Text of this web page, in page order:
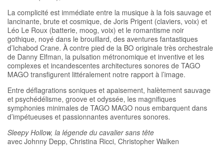
La complicité est immédiate entre la musique à la fois sauvage et
lancinante, brute et cosmique, de Joris Prigent (claviers, voix) et
Léo Le Roux (batterie, moog, voix) et le romantisme noir
gothique, noyé dans le brouillard, des aventures fantastiques
d’Ichabod Crane. À contre pied de la BO originale très orchestrale
de Danny Elfman, la pulsation métronomique et inventive et les
complexes et incandescentes architectures sonores de TAGO
MAGO transfigurent littéralement notre rapport à l’image.
Entre déflagrations soniques et apaisement, halètement sauvage
et psychédélisme, groove et odyssée, les magnifiques
symphonies minimales de TAGO MAGO nous embarquent dans
d’impétueuses et passionnantes aventures sonores.
Sleepy Hollow, la légende du cavalier sans tête
avec Johnny Depp, Christina Ricci, Christopher Walken